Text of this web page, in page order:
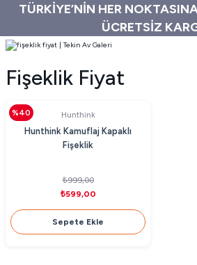
TÜRKİYE’NİN HER
ÜCRETSİZ
Fişeklik Fiyat
%40 Hunthink
Hunthink Kamuflaj Kapaklı
Fişeklik
₺999,00
₺599,00
Sepete Ekle